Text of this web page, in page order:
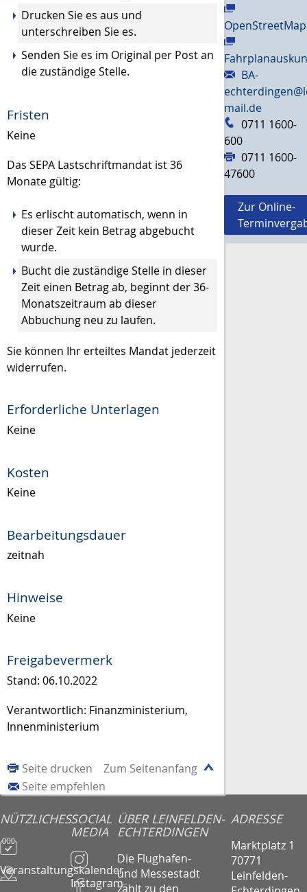
Drucken Sie es aus und
unterschreiben Sie es.
Senden Sie es im Original per Post an
die zuständige Stelle.
Fristen
Keine
Das SEPA Lastschriftmandat ist 36
Monate gültig:
Es erlischt automatisch, wenn in
dieser Zeit kein Betrag abgebucht
wurde.
Bucht die zuständige Stelle in dieser
Zeit einen Betrag ab, beginnt der 36-
Monatszeitraum ab dieser
Abbuchung neu zu laufen.
Sie können Ihr erteiltes Mandat jederzeit
widerrufen.
Erforderliche Unterlagen
Keine
Kosten
Keine
Bearbeitungsdauer
zeitnah
Hinweise
Keine
Freigabevermerk
Stand: 06.10.2022
Verantwortlich: Finanzministerium,
Innenministerium
Zum Seitenanfang
Seite drucken
Seite empfehlen
OpenStreetMap
BA-
mail.de
0711 1600-
600
0711 1600-
47600
Zur Online-
NÜTZLICHES
Veranstaltungskalender
SOCIAL
MEDIA
Instagram
ÜBER LEINFELDEN-
ECHTERDINGEN
Die Flughafen-
und Messestadt
zählt zu den
ADRESSE
Marktplatz 1
70771
Leinfelden-